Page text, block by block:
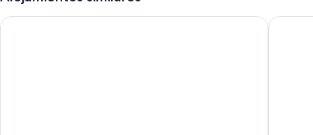
Barcelona Airport Hotel Hotel